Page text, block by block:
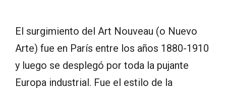
El surgimiento del Art Nouveau (o Nuevo
Arte) fue en París entre los años 1880-1910
y luego se desplegó por toda la pujante
Europa industrial. Fue el estilo de la